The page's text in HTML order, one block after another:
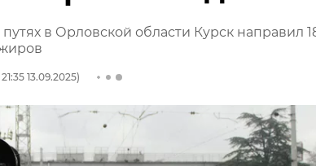
в Орловской области Курск направил
13.09.2025)